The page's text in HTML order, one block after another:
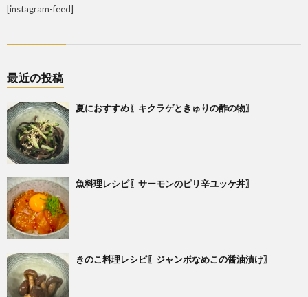
[instagram-feed]
最近の投稿
夏におすすめ〖キクラゲときゅりの酢の物〗
魚料理レシピ〖サーモンのピリ辛ユッケ丼〗
きのこ料理レシピ〖ジャンボなめこの醤油漬け〗